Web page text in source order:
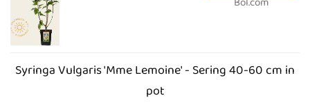
Bol.com
Syringa Vulgaris 'Mme Lemoine' - Sering 40-60 cm in
pot